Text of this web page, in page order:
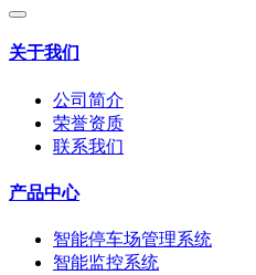
关于我们
公司简介
荣誉资质
联系我们
产品中心
智能停车场管理系统
智能监控系统